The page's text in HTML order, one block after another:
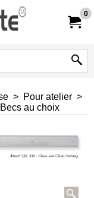
0
> Pour atelier >
au choix